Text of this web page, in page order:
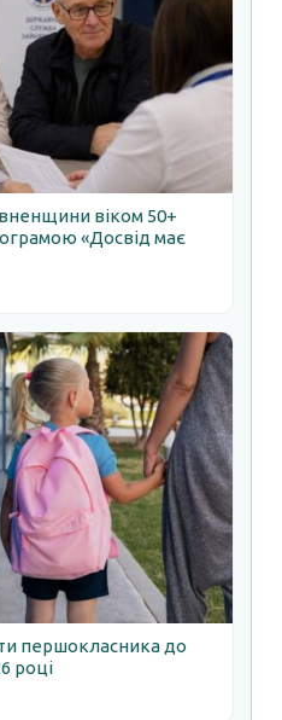
віком 50+
«Досвід має
першокласника до
році